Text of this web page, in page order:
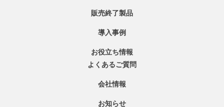
販売終了製品
導入事例
お役立ち情報
よくあるご質問
会社情報
お知らせ